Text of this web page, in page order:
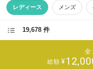
レディース メンズ
19,678 件
全
総額 ¥